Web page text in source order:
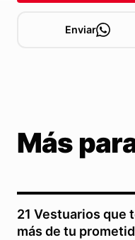
Enviar
Más
21 Vestuarios que
más de tu